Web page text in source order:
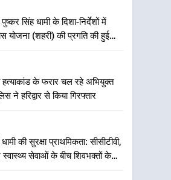
सिंह धामी के दिशा-निर्देशों में
योजना (शहरी) की प्रगति की हुई
हत्याकांड के फरार चल रहे अभियुक्त
ने हरिद्वार से किया गिरफ्तार
की सुरक्षा प्राथमिकता: सीसीटीवी,
सेवाओं के बीच शिवभक्तों के
एसआईआर प्रक्रिया की निगरानी
सड़क सुरक्षा पर डीएम का सख्त
उत्तराखण्ड